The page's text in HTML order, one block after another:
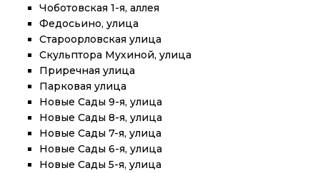
Чоботовская 1-я, аллея
Федосьино, улица
Староорловская улица
Скульптора Мухиной, улица
Приречная улица
Парковая улица
Новые Сады 9-я, улица
Новые Сады 8-я, улица
Новые Сады 7-я, улица
Новые Сады 6-я, улица
Новые Сады 5-я, улица